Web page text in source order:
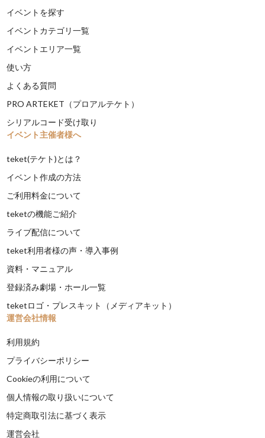
イベントを探す
イベントカテゴリ一覧
イベントエリア一覧
使い方
よくある質問
PRO ARTEKET（プロアルテケト）
シリアルコード受け取り
イベント主催者様へ
teket(テケト)とは？
イベント作成の方法
ご利用料金について
teketの機能ご紹介
ライブ配信について
teket利用者様の声・導入事例
資料・マニュアル
登録済み劇場・ホール一覧
teketロゴ・プレスキット（メディアキット）
運営会社情報
利用規約
プライバシーポリシー
Cookieの利用について
個人情報の取り扱いについて
特定商取引法に基づく表示
運営会社